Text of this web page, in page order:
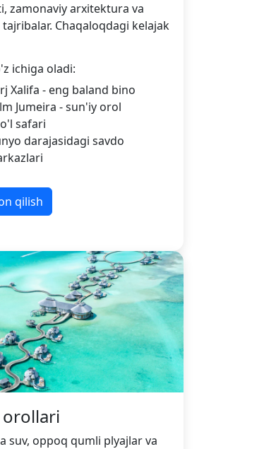
zamonaviy arxitektura va
Chaqaloqdagi kelajak
ichiga oladi:
Xalifa - eng baland bino
Jumeira - sun'iy orol
safari
darajasidagi savdo
qilish
suv, oppoq qumli plyajlar va